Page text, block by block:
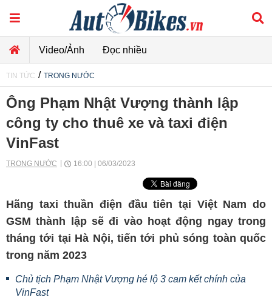
Video/Ảnh Đọc nhiều
TIN TỨC / TRONG NƯỚC
Ông Phạm Nhật Vượng thành lập
công ty cho thuê xe và taxi điện
VinFast
TRONG NƯỚC 16:00 | 06/03/2023
Hãng taxi thuần điện đầu tiên tại Việt Nam do
GSM thành lập sẽ đi vào hoạt động ngay trong
tháng tới tại Hà Nội, tiến tới phủ sóng toàn quốc
trong năm 2023
Chủ tịch Phạm Nhật Vượng hé lộ 3 cam kết chính của
VinFast